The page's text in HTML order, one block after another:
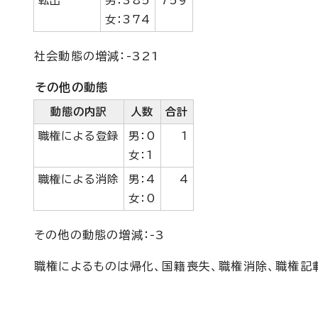
女：374
社会動態の増減：-321
その他の動態
動態の内訳 人数 合計
職権による登録
男：0
女：1
1
職権による消除
男：4
女：0
4
その他の動態の増減：-3
職権によるものは帰化、国籍喪失、職権消除、職権記